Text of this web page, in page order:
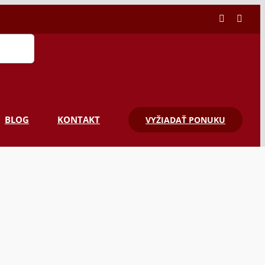
Facebook
BLOG KONTAKT VYŽIADAŤ PONUKU